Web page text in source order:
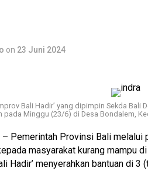
on 23 Juni 2024
Bali Hadir’ yang dipimpin Sekda
pada Minggu (23/6) di Desa Bondalem,
– Pemerintah Provinsi Bali melalui
masyarakat kurang mampu
Hadir’ menyerahkan bantuan di